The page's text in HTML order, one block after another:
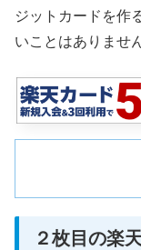
ジットカードを作
いことはありませ
２枚目の楽